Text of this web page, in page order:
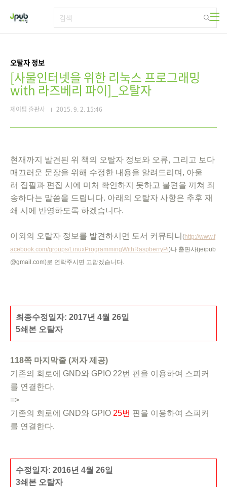
오탈자 정보
[사물인터넷을 위한 리눅스 프로그래밍
with 라즈베리 파이]_오탈자
제이펍 출판사 2015. 9. 2. 15:46
현재까지 발견된 위 책의 오탈자 정보와 오류, 그리고 보다
매끄러운 문장을 위해 수정한 내용을 알려드리며, 아울
러 집필과 편집 시에 미처 확인하지 못하고 불편을 끼쳐 죄
송하다는 말씀을 드립니다. 아래의 오탈자 사항은 추후 재
쇄 시에 반영하도록 하겠습니다.
이외의 오탈자 정보를 발견하시면 도서 커뮤티니 (http://www.f
acebook.com/groups/LinuxProgrammingWithRaspberryPi)나 출판사(jeipub
@gmail.com)로 연락주시면 고맙겠습니다.
최종수정일자: 2017년 4월 26일
5쇄본 오탈자
118쪽 마지막줄 (저자 제공)
기존의 회로에 GND와 GPIO 22번 핀을 이용하여 스피커
를 연결한다.
=>
기존의 회로에 GND와 GPIO 25번 핀을 이용하여 스피커
를 연결한다.
수정일자: 2016년 4월 26일
3쇄본 오탈자